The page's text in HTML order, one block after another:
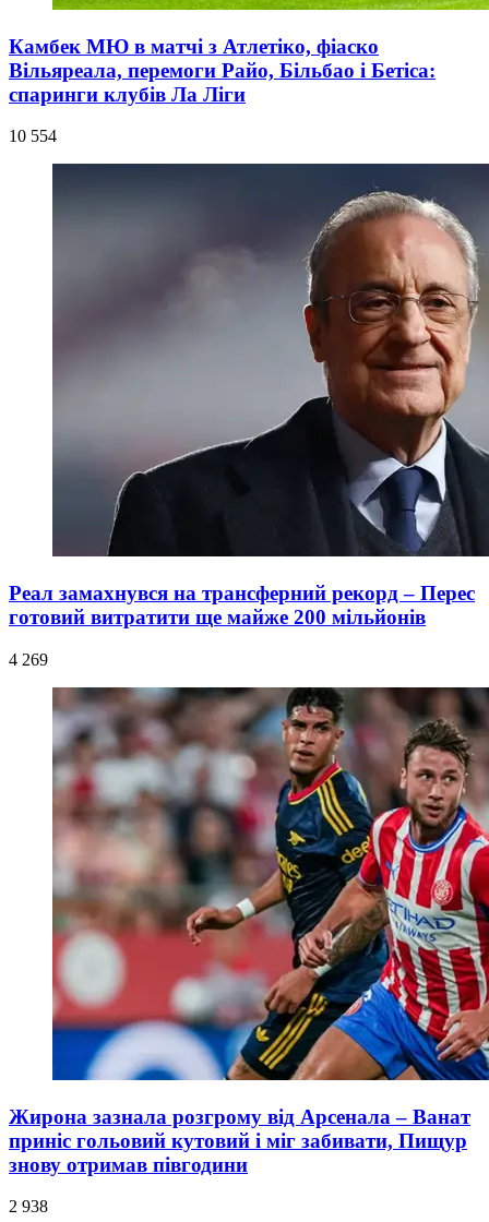
Камбек МЮ в матчі з Атлетіко, фіаско
Вільяреала, перемоги Райо, Більбао і Бетіса:
спаринги клубів Ла Ліги
10 554
Реал замахнувся на трансферний рекорд – Перес
готовий витратити ще майже 200 мільйонів
4 269
Жирона зазнала розгрому від Арсенала – Ванат
приніс гольовий кутовий і міг забивати, Пищур
знову отримав півгодини
2 938